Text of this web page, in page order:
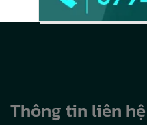
Thông tin liên hệ